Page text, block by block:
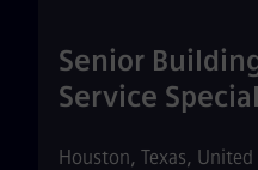
Senior
Service
Houston, Texas, United